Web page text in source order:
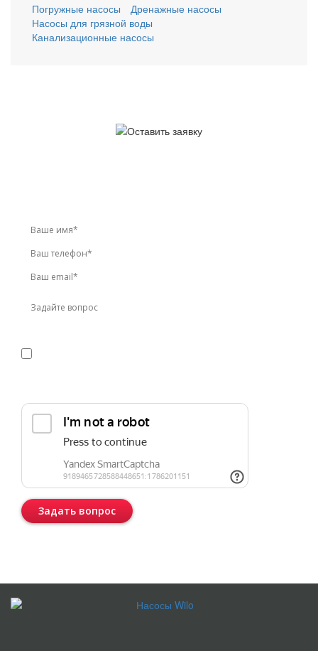
Погружные насосы
Дренажные насосы
Насосы для грязной воды
Канализационные насосы
Задать вопрос